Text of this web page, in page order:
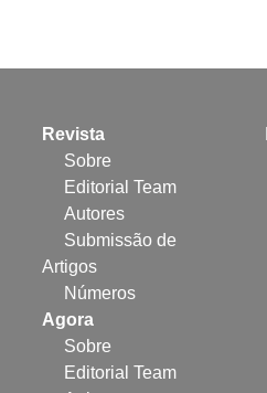
Revista
Sobre
Editorial Team
Autores
Submissão de
Artigos
Números
Agora
Sobre
Editorial Team